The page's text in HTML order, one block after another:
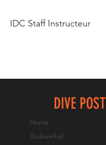
IDC Staff Instructeur
DIVE POST
Home
Duikwinkel